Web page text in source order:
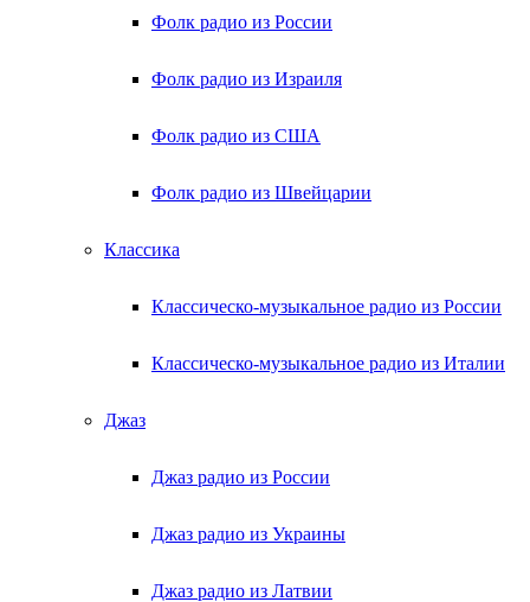
Фолк радио из России
Фолк радио из Израиля
Фолк радио из США
Фолк радио из Швейцарии
Классика
Классическо-музыкальное радио из России
Классическо-музыкальное радио из Италии
Джаз
Джаз радио из России
Джаз радио из Украины
Джаз радио из Латвии